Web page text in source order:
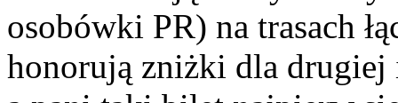
osobówki PR) na trasach
honorują zniżki dla